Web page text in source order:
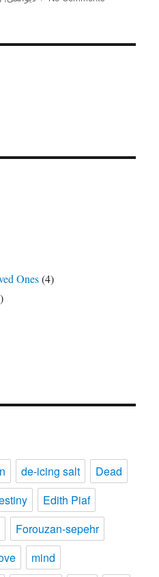
Ones(4)
de-icing salt
Dead
Edith Piaf
Forouzan-sepehr
mind